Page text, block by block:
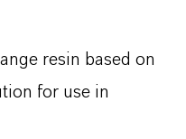
resin based on
for use in